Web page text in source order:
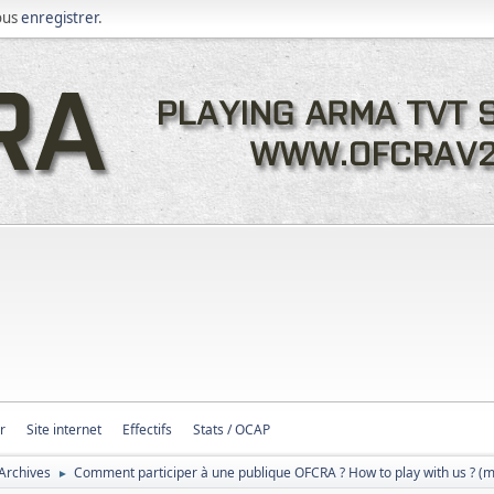
enregistrer.
Site internet Effectifs Stats / OCAP
► Comment participer à une publique OFCRA ? How to play with us ?